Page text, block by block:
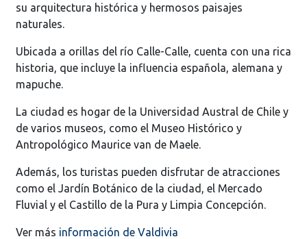
su arquitectura histórica y hermosos paisajes
naturales.
Ubicada a orillas del río Calle-Calle, cuenta con una rica
historia, que incluye la influencia española, alemana y
mapuche.
La ciudad es hogar de la Universidad Austral de Chile y
de varios museos, como el Museo Histórico y
Antropológico Maurice van de Maele.
Además, los turistas pueden disfrutar de atracciones
como el Jardín Botánico de la ciudad, el Mercado
Fluvial y el Castillo de la Pura y Limpia Concepción.
Ver más información de Valdivia